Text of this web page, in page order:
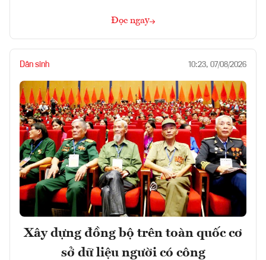
Đọc ngay
Dân sinh 10:23, 07/08/2026
Xây dựng đồng bộ trên toàn quốc cơ
sở dữ liệu người có công